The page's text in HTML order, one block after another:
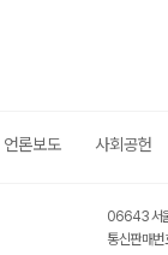
언론보도 사회공헌
06643 서
통신판매